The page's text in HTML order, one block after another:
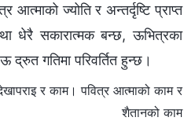
ज्योति र अन्तर्दृष्टि प्राप्त
धेरै सकारात्मक बन्छ, ऊभित्रका
गतिमा परिवर्तित हुन्छ।
र काम। पवित्र आत्माको काम र
शैतानको काम